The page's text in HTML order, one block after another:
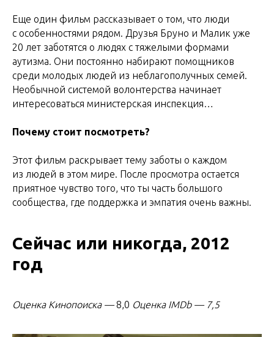
Еще один фильм рассказывает о том, что люди
с особенностями рядом. Друзья Бруно и Малик уже
20 лет заботятся о людях с тяжелыми формами
аутизма. Они постоянно набирают помощников
среди молодых людей из неблагополучных семей.
Необычной системой волонтерства начинает
интересоваться министерская инспекция…
Почему стоит посмотреть?
Этот фильм раскрывает тему заботы о каждом
из людей в этом мире. После просмотра остается
приятное чувство того, что ты часть большого
сообщества, где поддержка и эмпатия очень важны.
Сейчас или никогда, 2012
год
Оценка Кинопоиска —8,0 Оценка IMDb — 7,5